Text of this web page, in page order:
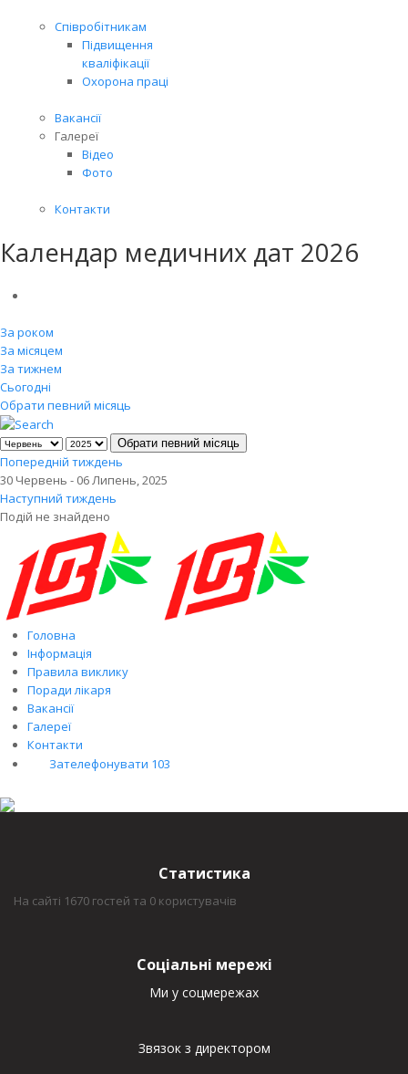
Співробітникам
Підвищення
кваліфікації
Охорона праці
Вакансії
Галереї
Відео
Фото
Контакти
Календар медичних дат 2026
За роком
За місяцем
За тижнем
Сьогодні
Обрати певний місяць
Обрати певний місяць
Попередній тиждень
30 Червень - 06 Липень, 2025
Наступний тиждень
Подій не знайдено
Головна
Інформація
Правила виклику
Поради лікаря
Вакансії
Галереї
Контакти
Зателефонувати 103
Статистика
На сайті 1670 гостей та 0 користувачів
Соціальні мережі
Ми у соцмережах
Звязок з директором